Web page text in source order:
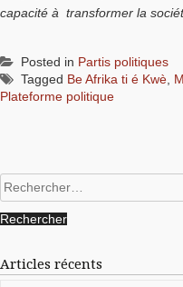
capacité à transformer la
Posted in Partis politiques
Tagged Be Afrika ti é Kwè
Plateforme politique
Rechercher :
Articles récents